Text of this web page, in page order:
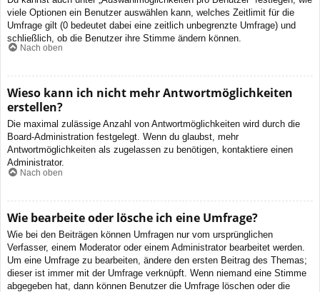
viele Optionen ein Benutzer auswählen kann, welches Zeitlimit für die
Umfrage gilt (0 bedeutet dabei eine zeitlich unbegrenzte Umfrage) und
schließlich, ob die Benutzer ihre Stimme ändern können.
Nach oben
Wieso kann ich nicht mehr Antwortmöglichkeiten
erstellen?
Die maximal zulässige Anzahl von Antwortmöglichkeiten wird durch die
Board-Administration festgelegt. Wenn du glaubst, mehr
Antwortmöglichkeiten als zugelassen zu benötigen, kontaktiere einen
Administrator.
Nach oben
Wie bearbeite oder lösche ich eine Umfrage?
Wie bei den Beiträgen können Umfragen nur vom ursprünglichen
Verfasser, einem Moderator oder einem Administrator bearbeitet werden.
Um eine Umfrage zu bearbeiten, ändere den ersten Beitrag des Themas;
dieser ist immer mit der Umfrage verknüpft. Wenn niemand eine Stimme
abgegeben hat, dann können Benutzer die Umfrage löschen oder die